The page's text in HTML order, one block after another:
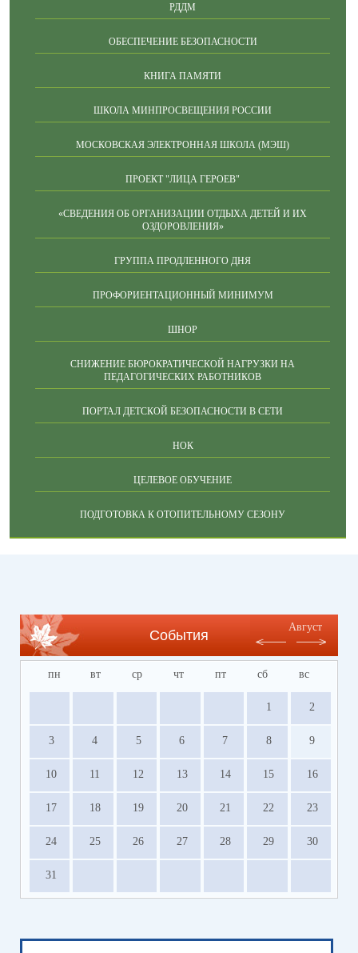
РДДМ
ОБЕСПЕЧЕНИЕ БЕЗОПАСНОСТИ
КНИГА ПАМЯТИ
ШКОЛА МИНПРОСВЕЩЕНИЯ РОССИИ
МОСКОВСКАЯ ЭЛЕКТРОННАЯ ШКОЛА (МЭШ)
ПРОЕКТ "ЛИЦА ГЕРОЕВ"
«СВЕДЕНИЯ ОБ ОРГАНИЗАЦИИ ОТДЫХА ДЕТЕЙ И ИХ
ОЗДОРОВЛЕНИЯ»
ГРУППА ПРОДЛЕННОГО ДНЯ
ПРОФОРИЕНТАЦИОННЫЙ МИНИМУМ
ШНОР
СНИЖЕНИЕ БЮРОКРАТИЧЕСКОЙ НАГРУЗКИ НА
ПЕДАГОГИЧЕСКИХ РАБОТНИКОВ
ПОРТАЛ ДЕТСКОЙ БЕЗОПАСНОСТИ В СЕТИ
НОК
ЦЕЛЕВОЕ ОБУЧЕНИЕ
ПОДГОТОВКА К ОТОПИТЕЛЬНОМУ СЕЗОНУ
События
Август
пн вт ср чт пт сб вс
1 2
3 4 5 6 7 8 9
10 11 12 13 14 15 16
17 18 19 20 21 22 23
24 25 26 27 28 29 30
31